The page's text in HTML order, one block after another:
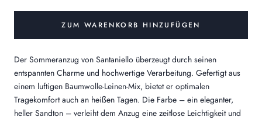
ZUM WARENKORB HINZUFÜGEN
Der Sommeranzug von Santaniello überzeugt durch seinen
entspannten Charme und hochwertige Verarbeitung. Gefertigt aus
einem luftigen Baumwolle-Leinen-Mix, bietet er optimalen
Tragekomfort auch an heißen Tagen. Die Farbe – ein eleganter,
heller Sandton – verleiht dem Anzug eine zeitlose Leichtigkeit und